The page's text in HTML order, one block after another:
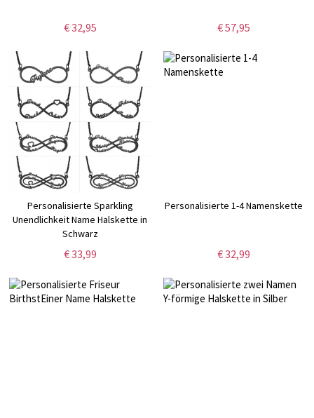
€ 32,95 € 57,95
Personalisierte Sparkling
Unendlichkeit Name Halskette in
Schwarz
€ 33,99
Personalisierte 1-4 Namenskette
€ 32,99